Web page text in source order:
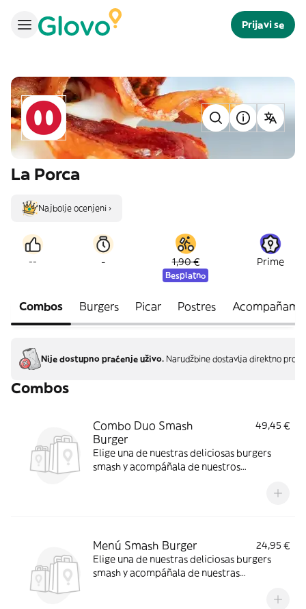
Prijavi se
La Porca
Najbolje ocenjeni ›
-- - 1,90 €
Besplatno
Prime
Combos Burgers Picar Postres
Nije dostupno praćenje uživo. Narudžbine dostavlja direktno
Combos
Combo Duo Smash
Burger
49,45 €
Elige una de nuestras deliciosas burgers
smash y acompáñala de nuestros
Menú Smash Burger
24,95 €
Elige una de nuestras deliciosas burgers
smash y acompáñala de nuestras